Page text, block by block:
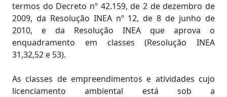
termos do Decreto nº 42.159, de 2 de dezembro de
2009, da Resolução INEA nº 12, de 8 de junho de
2010, e da Resolução INEA que aprova o
enquadramento em classes (Resolução INEA
31,32,52 e 53).
As classes de empreendimentos e atividades cujo
licenciamento ambiental está sob a